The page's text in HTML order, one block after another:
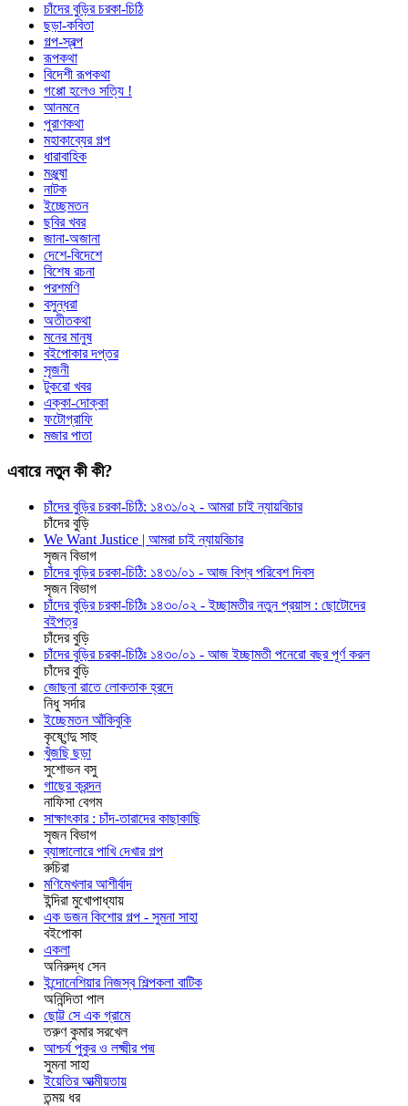
চাঁদের বুড়ির চরকা-চিঠি
ছড়া-কবিতা
গল্প-স্বল্প
রূপকথা
বিদেশী রূপকথা
গপ্পো হলেও সত্যি !
আনমনে
পুরাণকথা
মহাকাব্যের গল্প
ধারাবাহিক
মঞ্জুষা
নাটক
ইচ্ছেমতন
ছবির খবর
জানা-অজানা
দেশে-বিদেশে
বিশেষ রচনা
পরশমণি
বসুন্ধরা
অতীতকথা
মনের মানুষ
বইপোকার দপ্তর
সৃজনী
টুকরো খবর
এক্কা-দোক্কা
ফটোগ্রাফি
মজার পাতা
এবারে নতুন কী কী?
চাঁদের বুড়ির চরকা-চিঠি: ১৪৩১/০২ - আমরা চাই ন্যায়বিচার
চাঁদের বুড়ি
We Want Justice | আমরা চাই ন্যায়বিচার
সৃজন বিভাগ
চাঁদের বুড়ির চরকা-চিঠি: ১৪৩১/০১ - আজ বিশ্ব পরিবেশ দিবস
সৃজন বিভাগ
চাঁদের বুড়ির চরকা-চিঠিঃ ১৪৩০/০২ - ইচ্ছামতীর নতুন প্রয়াস : ছোটোদের
বইপত্র
চাঁদের বুড়ি
চাঁদের বুড়ির চরকা-চিঠিঃ ১৪৩০/০১ - আজ ইচ্ছামতী পনেরো বছর পূর্ণ করল
চাঁদের বুড়ি
জোছনা রাতে লোকতাক হ্রদে
নিধু সর্দার
ইচ্ছেমতন আঁকিবুকি
কৃষ্ণেন্দু সাহু
খুঁজছি ছড়া
সুশোভন বসু
গাছের ক্রন্দন
নাফিসা বেগম
সাক্ষাৎকার : চাঁদ-তারাদের কাছাকাছি
সৃজন বিভাগ
ব্যাঙ্গালোরে পাখি দেখার গল্প
রুচিরা
মণিমেখলার আশীর্বাদ
ইন্দিরা মুখোপাধ্যায়
এক ডজন কিশোর গল্প - সুমনা সাহা
বইপোকা
একলা
অনিরুদ্ধ সেন
ইন্দোনেশিয়ার নিজস্ব শিল্পকলা বাটিক
অনিন্দিতা পাল
ছোট্ট সে এক গ্রামে
তরুণ কুমার সরখেল
আশ্চর্য পুকুর ও লক্ষ্মীর পদ্ম
সুমনা সাহা
ইয়েতির আত্মীয়তায়
তন্ময় ধর